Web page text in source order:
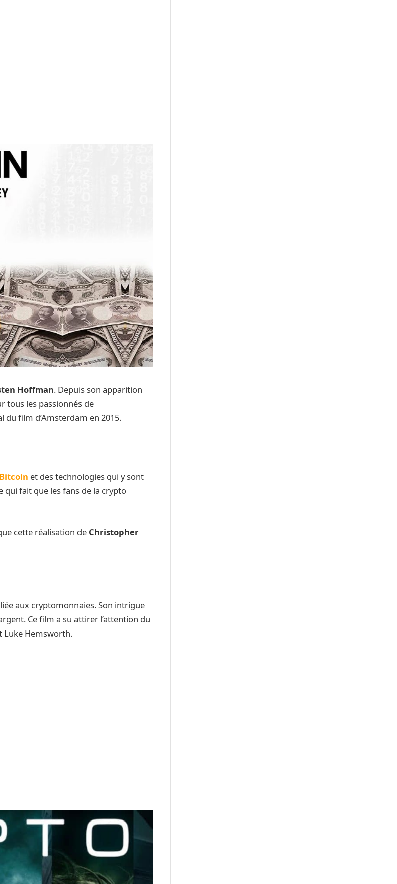
Hoffman. Depuis son apparition
tous les passionnés de
du film d’Amsterdam en 2015.
Bitcoin et des technologies qui y sont
qui fait que les fans de la crypto
cette réalisation de Christopher
aux cryptomonnaies. Son intrigue
Ce film a su attirer l’attention du
Luke Hemsworth.